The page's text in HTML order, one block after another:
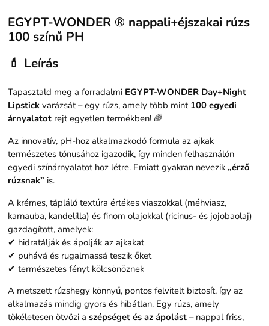
EGYPT-WONDER ® nappali+éjszakai rúzs
100 színű PH
💄 Leírás
Tapasztald meg a forradalmi EGYPT-WONDER Day+Night
Lipstick varázsát – egy rúzs, amely több mint 100 egyedi
árnyalatot rejt egyetlen termékben! 🌈
Az innovatív, pH-hoz alkalmazkodó formula az ajkak
természetes tónusához igazodik, így minden felhasználón
egyedi színárnyalatot hoz létre. Emiatt gyakran nevezik„érző
rúzsnak” is.
A krémes, tápláló textúra értékes viaszokkal (méhviasz,
karnauba, kandelilla) és finom olajokkal (ricinus- és jojobaolaj)
gazdagított, amelyek:
✔ hidratálják és ápolják az ajkakat
✔ puhává és rugalmassá teszik őket
✔ természetes fényt kölcsönöznek
A metszett rúzshegy könnyű, pontos felvitelt biztosít, így az
alkalmazás mindig gyors és hibátlan. Egy rúzs, amely
tökéletesen ötvözi aszépséget és az ápolást – nappal friss,